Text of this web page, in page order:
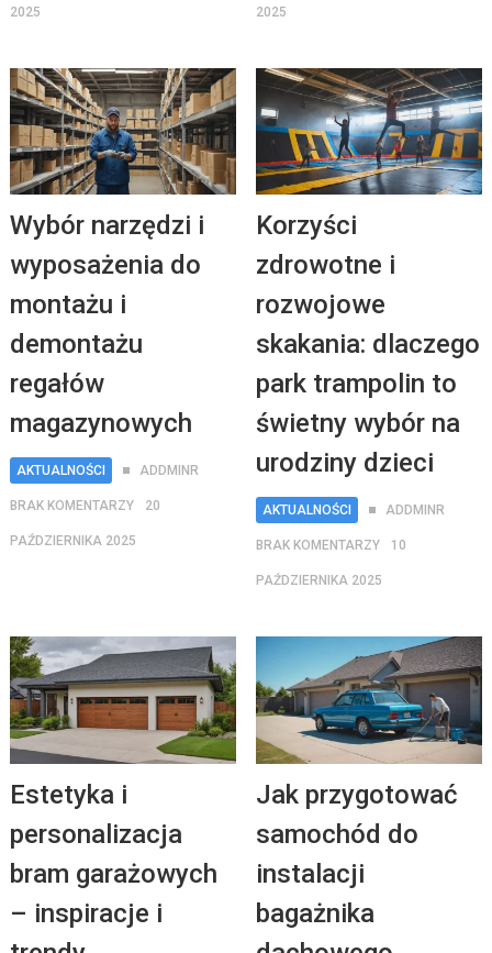
2025 2025
Wybór narzędzi i
wyposażenia do
montażu i
demontażu
regałów
magazynowych
AKTUALNOŚCI ADDMINR
BRAK KOMENTARZY 20
PAŹDZIERNIKA 2025
Korzyści
zdrowotne i
rozwojowe
skakania: dlaczego
park trampolin to
świetny wybór na
urodziny dzieci
AKTUALNOŚCI ADDMINR
BRAK KOMENTARZY 10
PAŹDZIERNIKA 2025
Estetyka i
personalizacja
bram garażowych
– inspiracje i
Jak przygotować
samochód do
instalacji
bagażnika